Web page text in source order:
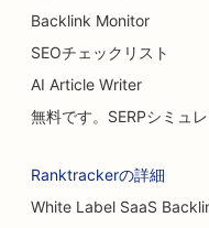
Backlink Monitor
SEOチェックリスト
AI Article Writer
無料です。SERPシミュ
Ranktrackerの詳細
White Label SaaS